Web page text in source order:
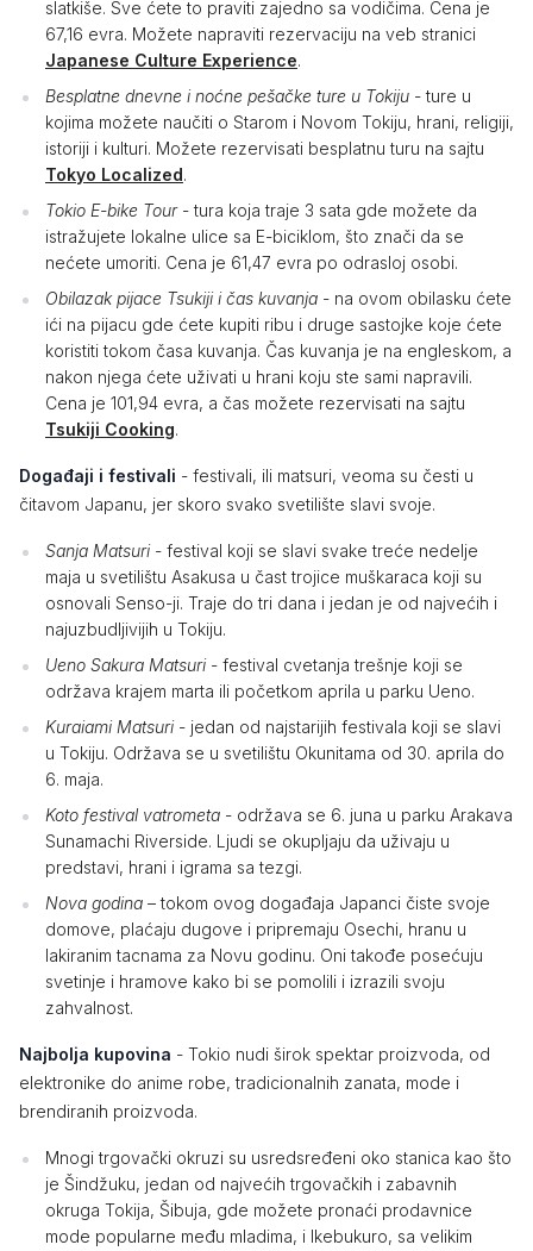
slatkiše. Sve ćete to praviti zajedno sa vodičima. Cena je
67,16 evra. Možete napraviti rezervaciju na veb stranici
Japanese Culture Experience.
Besplatne dnevne i noćne pešačke ture u Tokiju - ture u
kojima možete naučiti o Starom i Novom Tokiju, hrani, religiji,
istoriji i kulturi. Možete rezervisati besplatnu turu na sajtu
Tokyo Localized.
Tokio E-bike Tour - tura koja traje 3 sata gde možete da
istražujete lokalne ulice sa E-biciklom, što znači da se
nećete umoriti. Cena je 61,47 evra po odrasloj osobi.
Obilazak pijace Tsukiji i čas kuvanja - na ovom obilasku ćete
ići na pijacu gde ćete kupiti ribu i druge sastojke koje ćete
koristiti tokom časa kuvanja. Čas kuvanja je na engleskom, a
nakon njega ćete uživati u hrani koju ste sami napravili.
Cena je 101,94 evra, a čas možete rezervisati na sajtu
Tsukiji Cooking.
Događaji i festivali - festivali, ili matsuri, veoma su česti u
čitavom Japanu, jer skoro svako svetilište slavi svoje.
Sanja Matsuri- festival koji se slavi svake treće nedelje
maja u svetilištu Asakusa u čast trojice muškaraca koji su
osnovali Senso-ji. Traje do tri dana i jedan je od najvećih i
najuzbudljivijih u Tokiju.
Ueno Sakura Matsuri- festival cvetanja trešnje koji se
održava krajem marta ili početkom aprila u parku Ueno.
Kuraiami Matsuri- jedan od najstarijih festivala koji se slavi
u Tokiju. Održava se u svetilištu Okunitama od 30. aprila do
6. maja.
Koto festival vatrometa - održava se 6. juna u parku Arakava
Sunamachi Riverside. Ljudi se okupljaju da uživaju u
predstavi, hrani i igrama sa tezgi.
Nova godina – tokom ovog događaja Japanci čiste svoje
domove, plaćaju dugove i pripremaju Osechi, hranu u
lakiranim tacnama za Novu godinu. Oni takođe posećuju
svetinje i hramove kako bi se pomolili i izrazili svoju
zahvalnost.
Najbolja kupovina - Tokio nudi širok spektar proizvoda, od
elektronike do anime robe, tradicionalnih zanata, mode i
brendiranih proizvoda.
Mnogi trgovački okruzi su usredsređeni oko stanica kao što
je Šindžuku, jedan od najvećih trgovačkih i zabavnih
okruga Tokija, Šibuja, gde možete pronaći prodavnice
mode popularne među mladima, i Ikebukuro, sa velikim